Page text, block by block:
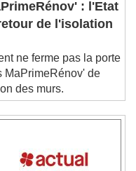
: l'Etat
de l'isolation
ne ferme pas la porte
de
des murs.